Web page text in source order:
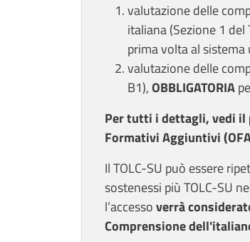
valutazione delle
italiana (Sezione 1 del
prima volta al
valutazione delle
B1),OBBLIGATORIA
Per tutti i dettagli, vedi il
Formativi Aggiuntivi
Il TOLC-SU può essere
sostenessi più TOLC-SU
l’accessoverrà
Comprensione